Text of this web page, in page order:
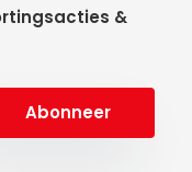
&
Abonneer